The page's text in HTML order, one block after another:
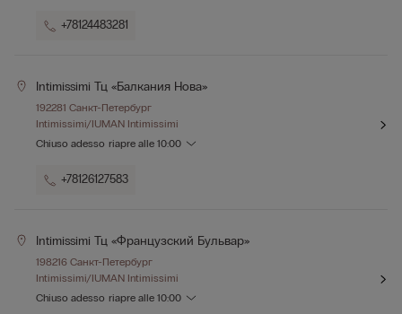
+78124483281
Intimissimi Тц «балкания Нова»
192281 Санкт-Петербург
Intimissimi/IUMAN Intimissimi
Chiuso adesso riapre alle 10:00
+78126127583
Intimissimi Тц «французский Бульвар»
198216 Санкт-Петербург
Intimissimi/IUMAN Intimissimi
Chiuso adesso riapre alle 10:00